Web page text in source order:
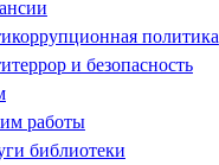
политика
и безопасность
работы
библиотеки